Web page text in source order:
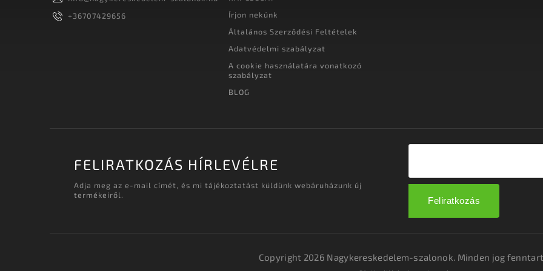
+36707429656
Írjon nekünk
Általános Szerződési Feltételek
Adatvédelmi szabályzat
A cookie használatára vonatkozó
szabályzat
BLOG
FELIRATKOZÁS HÍRLEVÉLRE
Adja meg az e-mail címét, és mi tájékoztatást küldünk webáruházunk új
termékeiről.
Feliratkozás
Copyright 2026 Nagykereskedelem-szalonok. Minden jog